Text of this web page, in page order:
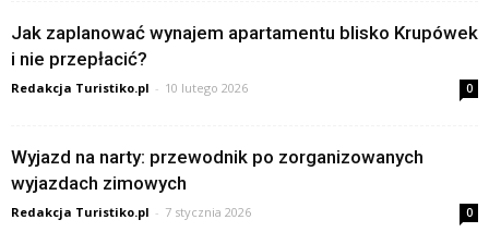
Jak zaplanować wynajem apartamentu blisko Krupówek
i nie przepłacić?
Redakcja Turistiko.pl - 10 lutego 2026 0
Wyjazd na narty: przewodnik po zorganizowanych
wyjazdach zimowych
Redakcja Turistiko.pl - 7 stycznia 2026 0